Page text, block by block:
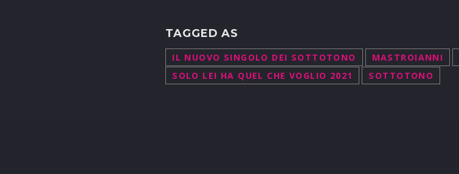
TAGGED AS
IL NUOVO SINGOLO DEI SOTTOTONO MASTROIANNI
SOLO LEI HA QUEL CHE VOGLIO 2021
SOTTOTONO